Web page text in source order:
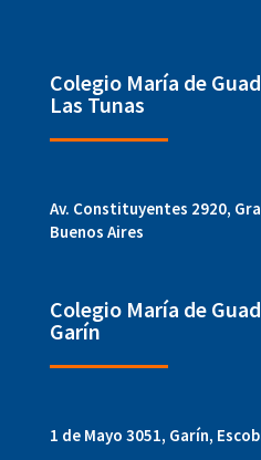
Colegio María de
Las Tunas
Av. Constituyentes 2920,
Buenos Aires
Colegio María de
Garín
1 de Mayo 3051, Garín,